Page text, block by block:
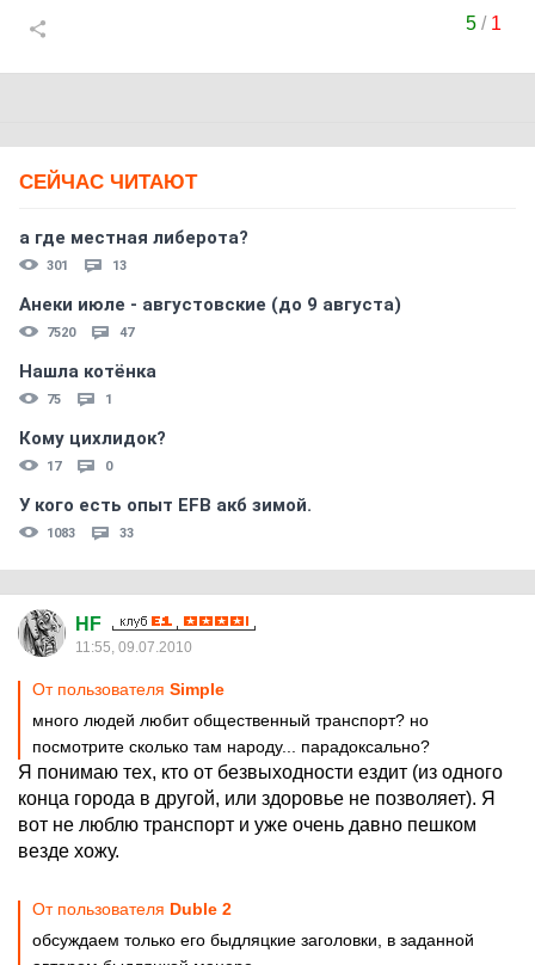
5/ 1
СЕЙЧАС ЧИТАЮТ
а где местная либерота?
301 13
Анеки июле - августовские (до 9 августа)
7520 47
Нашла котёнка
75 1
Кому цихлидок?
17 0
У кого есть опыт EFB акб зимой.
1083 33
HF
11:55, 09.07.2010
От пользователя Simple
много людей любит общественный транспорт? но
посмотрите сколько там народу... парадоксально?
Я понимаю тех, кто от безвыходности ездит (из одного
конца города в другой, или здоровье не позволяет). Я
вот не люблю транспорт и уже очень давно пешком
везде хожу.
От пользователя Duble 2
обсуждаем только его быдляцкие заголовки, в заданной